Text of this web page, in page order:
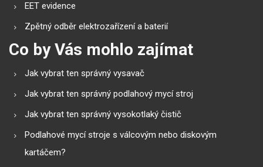
EET evidence
Zpětný odběr elektrozařízení a baterií
Co by Vás mohlo zajímat
Jak vybrat ten správný vysavač
Jak vybrat ten správný podlahový mycí stroj
Jak vybrat ten správný vysokotlaký čistič
Podlahové mycí stroje s válcovým nebo diskovým
kartáčem?